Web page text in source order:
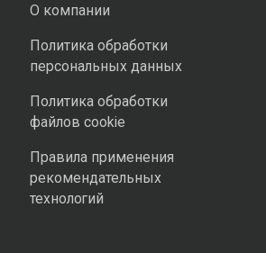
О компании
Политика обработки
персональных данных
Политика обработки
файлов cookie
Правила применения
рекомендательных
технологий